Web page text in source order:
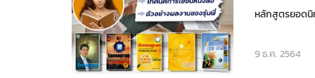
หลักสูตรยอด
9 ธ.ค. 2564